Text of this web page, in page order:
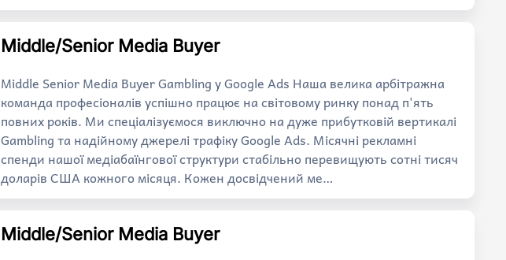
Middle/Senior Media Buyer
Middle Senior Media Buyer Gambling у Google Ads Наша велика арбітражна
команда професіоналів успішно працює на світовому ринку понад п'ять
повних років. Ми спеціалізуємося виключно на дуже прибутковій вертикалі
Gambling та надійному джерелі трафіку Google Ads. Місячні рекламні
спенди нашої медіабаїнгової структури стабільно перевищують сотні тисяч
доларів США кожного місяця. Кожен досвідчений ме…
Middle/Senior Media Buyer